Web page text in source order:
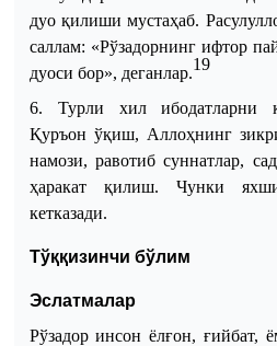
дуо қилиши мустаҳаб.
саллам: «Рўзадорнинг ифтор
дуоси бор», деганлар.19
6. Турли хил ибодатларни
Қуръон ўқиш, Аллоҳнинг
намози, равотиб суннатлар,
ҳаракат қилиш. Чунки
кетказади.
Тўққизинчи бўлим
Эслатмалар
Рўзадоринсонёлғон, ғийбат,